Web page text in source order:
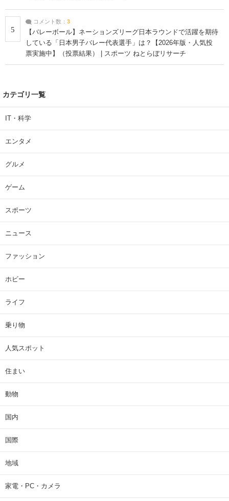
5
コメント数： 3
【バレーボール】ネーションズリーグ日本ラウンドで活躍を期待
している「日本男子バレー代表選手」は？【2026年版・人気投
票実施中】（投票結果） | スポーツ ねとらぼリサーチ
カテゴリ一覧
IT・科学
エンタメ
グルメ
ゲーム
スポーツ
ニュース
ファッション
ホビー
ライフ
乗り物
人気スポット
住まい
動物
国内
国際
地域
家電・PC・カメラ